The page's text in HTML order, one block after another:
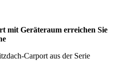
mit Geräteraum erreichen Sie
Carport aus der Serie